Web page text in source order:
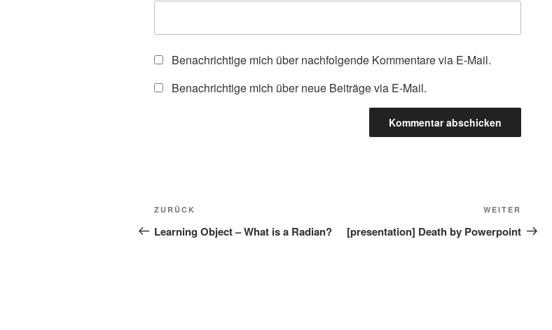
Benachrichtige mich über nachfolgende Kommentare via E-Mail.
Benachrichtige mich über neue Beiträge via E-Mail.
Beitragsnavigation
Vorheriger
Beitrag
ZURÜCK
Learning Object – What is a Radian?
Beitrag
WEITER
[presentation] Death by Powerpoint